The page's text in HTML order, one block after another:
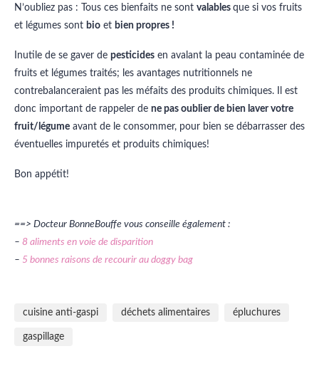
N’oubliez pas : Tous ces bienfaits ne sont valables que si vos fruits
et légumes sont bio et bien propres !
Inutile de se gaver de pesticides en avalant la peau contaminée de
fruits et légumes traités; les avantages nutritionnels ne
contrebalanceraient pas les méfaits des produits chimiques. Il est
donc important de rappeler de ne pas oublier de bien laver votre
fruit/légume avant de le consommer, pour bien se débarrasser des
éventuelles impuretés et produits chimiques!
Bon appétit!
==> Docteur BonneBouffe vous conseille également :
– 8 aliments en voie de disparition
– 5 bonnes raisons de recourir au doggy bag
cuisine anti-gaspi déchets alimentaires épluchures
gaspillage